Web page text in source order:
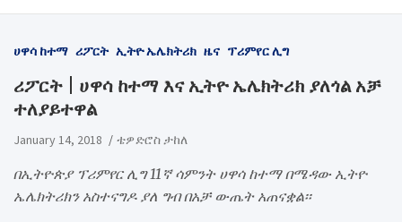
ሀዋሳ ከተማ ሪፖርት ኢትዮ ኤሌክትሪክ ዜና ፕሪምየር ሊግ
ሪፖርት | ሀዋሳ ከተማ እና ኢትዮ ኤሌክትሪክ ያለጎል አቻ
ተለያይተዋል
January 14, 2018 ቴዎድሮስ ታከለ
በኢትዮጵያ ፕሪምየር ሊግ 11ኛ ሳምንት ሀዋሳ ከተማ በሜዳው ኢትዮ
ኤሌክትሪክን አስተናግዶ ያለ ግብ በአቻ ውጤት አጠናቋል፡፡